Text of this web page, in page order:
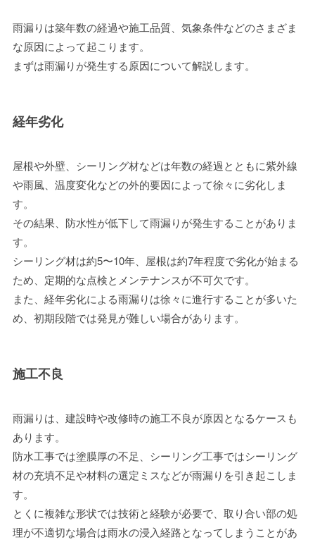
雨漏りは築年数の経過や施工品質、気象条件などのさまざま
な原因によって起こります。
まずは雨漏りが発生する原因について解説します。
経年劣化
屋根や外壁、シーリング材などは年数の経過とともに紫外線
や雨風、温度変化などの外的要因によって徐々に劣化しま
す。
その結果、防水性が低下して雨漏りが発生することがありま
す。
シーリング材は約5〜10年、屋根は約7年程度で劣化が始まる
ため、定期的な点検とメンテナンスが不可欠です。
また、経年劣化による雨漏りは徐々に進行することが多いた
め、初期段階では発見が難しい場合があります。
施工不良
雨漏りは、建設時や改修時の施工不良が原因となるケースも
あります。
防水工事では塗膜厚の不足、シーリング工事ではシーリング
材の充填不足や材料の選定ミスなどが雨漏りを引き起こしま
す。
とくに複雑な形状では技術と経験が必要で、取り合い部の処
理が不適切な場合は雨水の浸入経路となってしまうことがあ